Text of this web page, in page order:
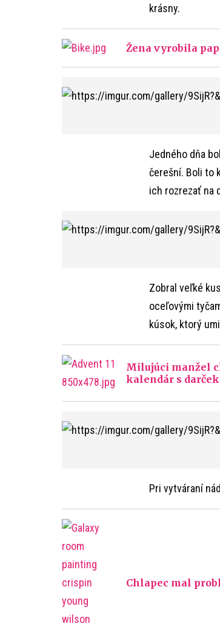
krásny.
Žena vyrobila
Jedného dňa
čerešní. Boli to
ich rozrezať na
Zobral veľké
oceľovými
kúsok, ktorý
Milujúci manžel
kalendár s
Pri vytváraní
Chlapec mal